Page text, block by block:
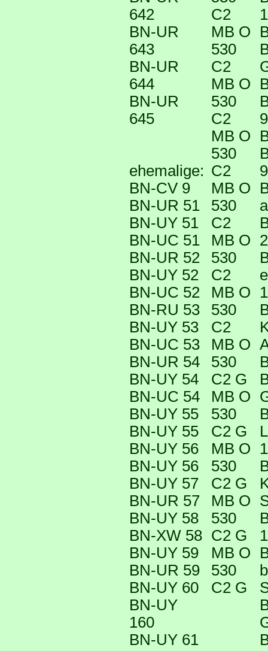
642
BN-UR
643
BN-UR
644
BN-UR
645
ehemalige:
BN-CV 9
BN-UR 51
BN-UY 51
BN-UC 51
BN-UR 52
BN-UY 52
BN-UC 52
BN-RU 53
BN-UY 53
BN-UC 53
BN-UR 54
BN-UY 54
BN-UC 54
BN-UY 55
BN-UY 55
BN-UY 56
BN-UY 56
BN-UY 57
BN-UR 57
BN-UY 58
BN-XW 58
BN-UY 59
BN-UR 59
BN-UY 60
BN-UY
160
BN-UY 61
C2
MB O
530
C2
MB O
530
C2
MB O
530
C2
MB O
530
C2
MB O
530
C2
MB O
530
C2
MB O
530
C2 G
MB O
530
C2 G
MB O
530
C2 G
MB O
530
C2 G
MB O
530
C2 G